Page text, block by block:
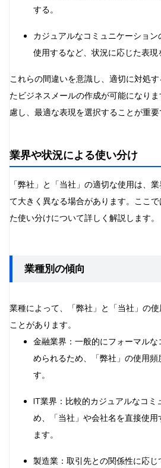
する。
カジュアルなコミュニケーショ
使用するなど、状況に応じた表現
これらの間違いを意識し、適切に対処
たビジネスメールの作成が可能になり
慮し、最適な表現を選択することが重要
業界や状況による使い分け
「弊社」と「当社」の適切な使用は、
て大きく異なる場合があります。ここ
た使い分けについて詳しく解説します。
業種別の傾向
業種によって、「弊社」と「当社」の
ことがあります。
金融業界：一般的にフォーマル
められるため、「弊社」の使用頻
す。
IT業界：比較的カジュアルなコミ
め、「当社」や会社名を直接使
ます。
製造業：取引先との関係性に応じ